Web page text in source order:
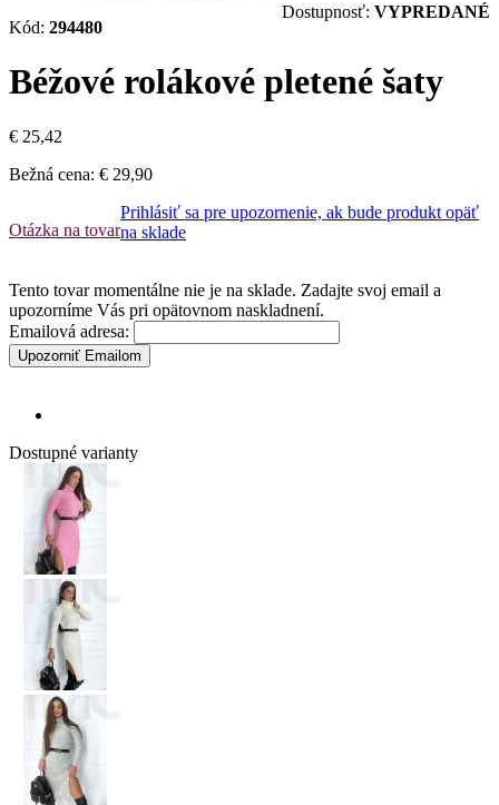
Kód: 294480
Dostupnosť: VYPREDANÉ
Béžové rolákové pletené šaty
€ 25,42
Bežná cena: € 29,90
Otázka na tovar
Prihlásiť sa pre upozornenie, ak bude produkt opäť
na sklade
Tento tovar momentálne nie je na sklade. Zadajte svoj email a
upozorníme Vás pri opätovnom naskladnení.
Emailová adresa:
Upozorniť Emailom
Dostupné varianty